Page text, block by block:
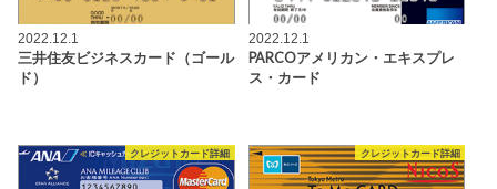
2022.12.1
三井住友ビジネスカード（ゴール
ド）
2022.12.1
PARCOアメリカン・エキスプレ
ス・カード
クレジットカード詳細 クレジットカード詳細